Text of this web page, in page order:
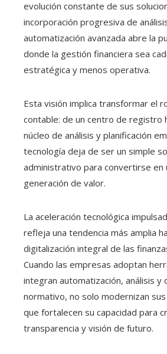
evolución constante de sus
incorporación progresiva de
automatización avanzada abre la
donde la gestión financiera sea
estratégica y menos operativa.
Esta visión implica transformar el
contable: de un centro de registro
núcleo de análisis y planificación
tecnología deja de ser un simple
administrativo para convertirse en
generación de valor.
La aceleración tecnológica
refleja una tendencia más amplia
digitalización integral de las
Cuando las empresas adoptan
integran automatización, análisis y
normativo, no solo modernizan
que fortalecen su capacidad para
transparencia y visión de futuro.